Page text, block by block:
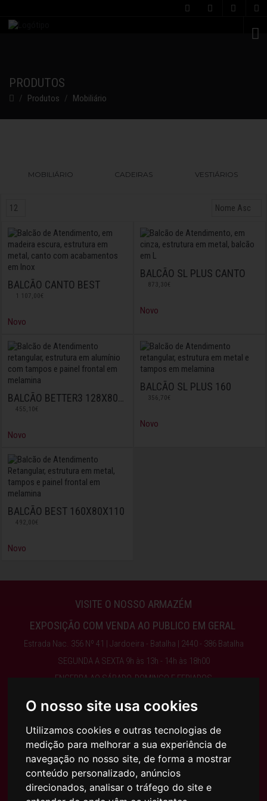
O nosso site usa cookies
Utilizamos cookies e outras tecnologias de
medição para melhorar a sua experiência de
navegação no nosso site, de forma a mostrar
conteúdo personalizado, anúncios
direcionados, analisar o tráfego do site e
PRODUTOS
Produtos Mobiliário
MOBILIÁRIO CADEIRAS VESTIÁRIOS
BALCÃO CANTO BEST
1 107,00€
Novo
BALCÃO SL PLUS CANTO
873,30€
Novo
BALCÃO BETTER3 128X80X1135
455,10€
Novo
BALCÃO SL PLUS 160
356,70€
Novo
BALCÃO BEST 160X80X110
492,00€
Novo
VISITE O NOSSO ARMAZÉM
EXPOSIÇÃO COM VENDA AO PUBLICO EM GERAL
Estrada Nac. 356 Nº 41 | Jardoeira - Batalha | 2440 - 386 Batalha
SEGUNDA A SEXTA 9h às 13h - 14h às 18h00
ENCERRA AO SÁBADO, DOMINGO E FERIADOS
244 768 525 | 917 075 003 | INFO@AJFILHOS.PT
Condições Gerais de Compra e Venda